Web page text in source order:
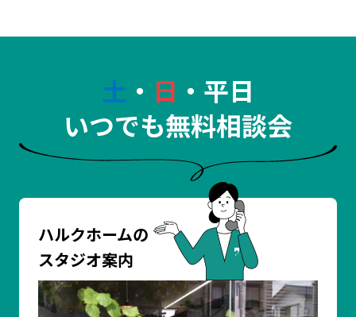
土 ・ 日 ・平日
いつでも無料相談会
ハルクホームの
スタジオ案内